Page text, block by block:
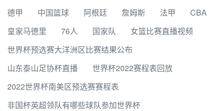
德甲
中国篮球 阿根廷 詹姆斯 法甲
CBA
皇家马德里
76人 国家队
女篮比赛直播视频
世界杯预选赛大洋洲区比赛结果公布
山东泰山足协杯直播
世界杯2022赛程表回放
2022世界杯南美区预选赛赛程表
非国杯英超领队有哪些球队参加世界杯